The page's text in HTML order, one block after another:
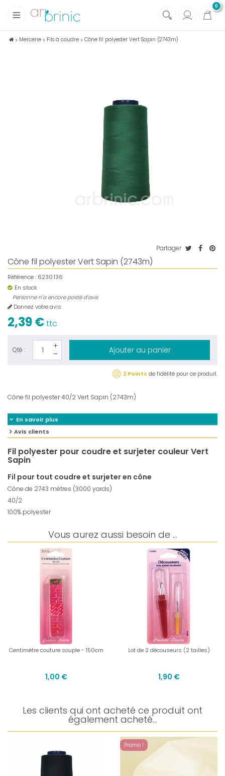
0
Tissus
Mercerie Fils à coudre Cône fil polyester Vert Sapin (2743m)
Partager
Cône fil polyester Vert Sapin (2743m)
Référence : 6230.136
En stock
Personne n'a encore posté d'avis
Donnez votre avis
2,39 €ttc
Qté : Ajouter au panier
2 Points de fidélité pour ce produit.
Cône fil polyester 40/2 Vert Sapin (2743m)
En savoir plus
Avis clients
Fil polyester pour coudre et surjeter couleur Vert
Sapin
Fil pour tout coudre et surjeter en cône
Cône de 2743 mètres (3000 yards)
40/2
100% polyester
Vous aurez aussi besoin de ...
Centimètre couture souple - 150cm
1,00 €
Lot de 2 découseurs (2 tailles)
1,90 €
Les clients qui ont acheté ce produit ont
également acheté...
Promo !